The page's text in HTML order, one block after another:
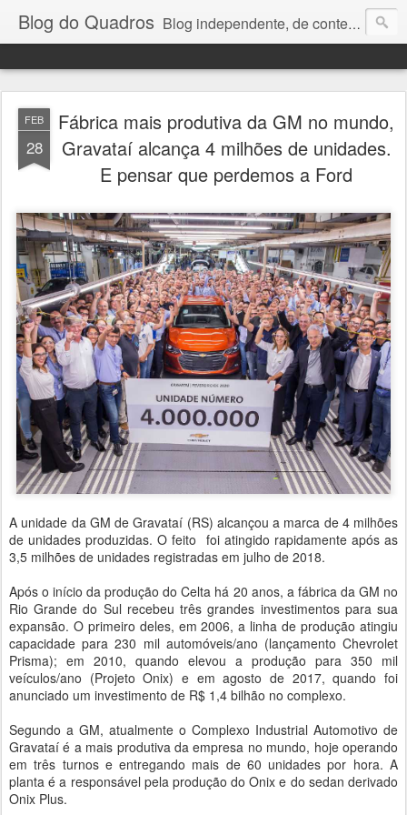
Blog do Quadros Blog independente, de conteúdo noticioso, com foco em economia, negócios, política e atualidades. e-mail do editor: chquadros2@gmail.com
FEB
28
Fábrica mais produtiva da GM no mundo,
Gravataí alcança 4 milhões de unidades.
E pensar que perdemos a Ford
A unidade da GM de Gravataí (RS) alcançou a marca de 4 milhões
de unidades produzidas. O feito foi atingido rapidamente após as
3,5 milhões de unidades registradas em julho de 2018.
Após o início da produção do Celta há 20 anos, a fábrica da GM no
Rio Grande do Sul recebeu três grandes investimentos para sua
expansão. O primeiro deles, em 2006, a linha de produção atingiu
capacidade para 230 mil automóveis/ano (lançamento Chevrolet
Prisma); em 2010, quando elevou a produção para 350 mil
veículos/ano (Projeto Onix) e em agosto de 2017, quando foi
anunciado um investimento de R$ 1,4 bilhão no complexo.
Segundo a GM, atualmente o Complexo Industrial Automotivo de
Gravataí é a mais produtiva da empresa no mundo, hoje operando
em três turnos e entregando mais de 60 unidades por hora. A
planta é a responsável pela produção do Onix e do sedan derivado
Onix Plus.